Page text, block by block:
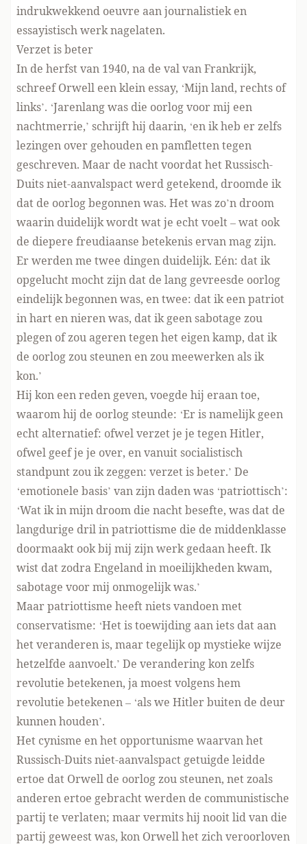
indrukwekkend oeuvre aan journalistiek en
essayistisch werk nagelaten.
Verzet is beter
In de herfst van 1940, na de val van Frankrijk,
schreef Orwell een klein essay, ‘Mijn land, rechts of
links’. ‘Jarenlang was die oorlog voor mij een
nachtmerrie,’ schrijft hij daarin, ‘en ik heb er zelfs
lezingen over gehouden en pamfletten tegen
geschreven. Maar de nacht voordat het Russisch-
Duits niet-aanvalspact werd getekend, droomde ik
dat de oorlog begonnen was. Het was zo’n droom
waarin duidelijk wordt wat je echt voelt – wat ook
de diepere freudiaanse betekenis ervan mag zijn.
Er werden me twee dingen duidelijk. Eén: dat ik
opgelucht mocht zijn dat de lang gevreesde oorlog
eindelijk begonnen was, en twee: dat ik een patriot
in hart en nieren was, dat ik geen sabotage zou
plegen of zou ageren tegen het eigen kamp, dat ik
de oorlog zou steunen en zou meewerken als ik
kon.’
Hij kon een reden geven, voegde hij eraan toe,
waarom hij de oorlog steunde: ‘Er is namelijk geen
echt alternatief: ofwel verzet je je tegen Hitler,
ofwel geef je je over, en vanuit socialistisch
standpunt zou ik zeggen: verzet is beter.’ De
‘emotionele basis’ van zijn daden was ‘patriottisch’:
‘Wat ik in mijn droom die nacht besefte, was dat de
langdurige dril in patriottisme die de middenklasse
doormaakt ook bij mij zijn werk gedaan heeft. Ik
wist dat zodra Engeland in moeilijkheden kwam,
sabotage voor mij onmogelijk was.’
Maar patriottisme heeft niets vandoen met
conservatisme: ‘Het is toewijding aan iets dat aan
het veranderen is, maar tegelijk op mystieke wijze
hetzelfde aanvoelt.’ De verandering kon zelfs
revolutie betekenen, ja moest volgens hem
revolutie betekenen – ‘als we Hitler buiten de deur
kunnen houden’.
Het cynisme en het opportunisme waarvan het
Russisch-Duits niet-aanvalspact getuigde leidde
ertoe dat Orwell de oorlog zou steunen, net zoals
anderen ertoe gebracht werden de communistische
partij te verlaten; maar vermits hij nooit lid van die
partij geweest was, kon Orwell het zich veroorloven